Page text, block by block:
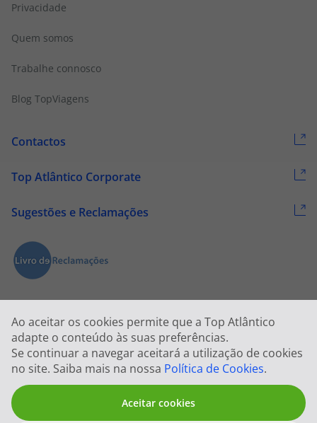
Ao aceitar os cookies permite que a Top Atlântico
adapte o conteúdo às suas preferências.
Se continuar a navegar aceitará a utilização de cookies
no site. Saiba mais na nossa Política de Cookies.
Aceitar cookies
Privacidade
Quem somos
Trabalhe connosco
Blog TopViagens
Contactos
Top Atlântico Corporate
Sugestões e Reclamações
2026 © Todos os direitos reservados:Top Atlântico, Viagens e Turismo